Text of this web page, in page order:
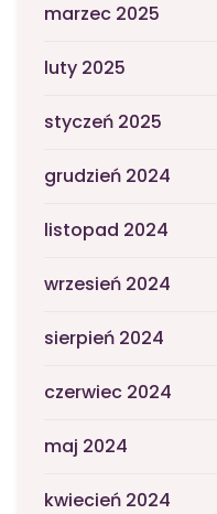
marzec 2025
luty 2025
styczeń 2025
grudzień 2024
listopad 2024
wrzesień 2024
sierpień 2024
czerwiec 2024
maj 2024
kwiecień 2024